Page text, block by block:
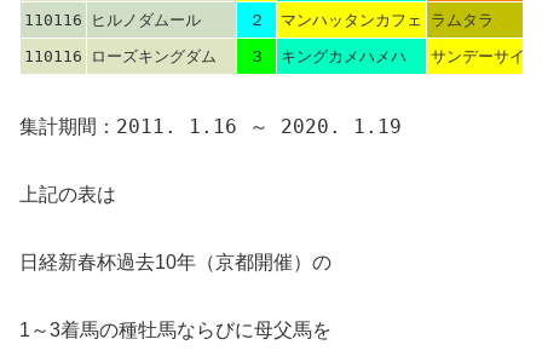
110116 ヒルノダムール ２ マンハッタンカフェ
ラムタラ
110116
ローズキングダム ３ キングカメハメハ サンデーサイ
集計期間：2011. 1.16 ～ 2020. 1.19
上記の表は
日経新春杯過去10年（京都開催）の
1～3着馬の種牡馬ならびに母父馬を